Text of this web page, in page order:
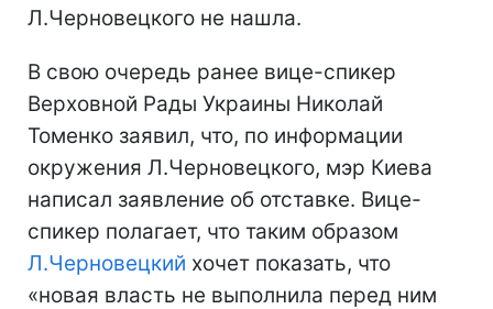
Л.Черновецкого не нашла.
В свою очередь ранее вице-спикер
Верховной Рады Украины Николай
Томенко заявил, что, по информации
окружения Л.Черновецкого, мэр Киева
написал заявление об отставке. Вице-
спикер полагает, что таким образом
Л.Черновецкий хочет показать, что
«новая власть не выполнила перед ним